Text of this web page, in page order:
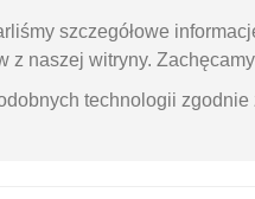
szczegółowe
z naszej witryny.
technologii zgodnie